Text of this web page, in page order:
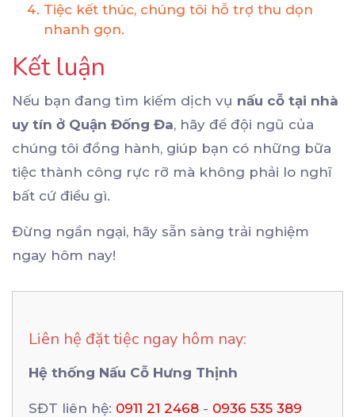
Tiệc kết thúc, chúng tôi hỗ trợ thu dọn
nhanh gọn.
Kết luận
Nếu bạn đang tìm kiếm dịch vụ nấu cỗ tại nhà
uy tín ở Quận Đống Đa, hãy để đội ngũ của
chúng tôi đồng hành, giúp bạn có những bữa
tiệc thành công rực rỡ mà không phải lo nghĩ
bất cứ điều gì.
Đừng ngần ngại, hãy sẵn sàng trải nghiệm
ngay hôm nay!
Liên hệ đặt tiệc ngay hôm nay:
Hệ thống Nấu Cỗ Hưng Thịnh
SĐT liên hệ: 0911 21 2468 - 0936 535 389